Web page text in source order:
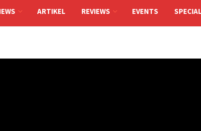
ARTIKEL REVIEWS EVENTS